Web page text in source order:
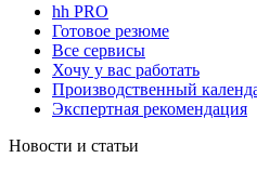
hh PRO
Готовое резюме
Все сервисы
Хочу у вас работать
Производственный
Экспертная рекомендация
Новости и статьи